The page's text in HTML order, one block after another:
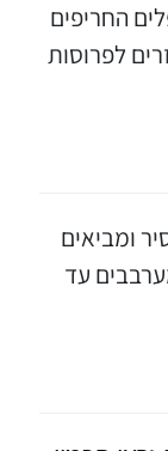
החריפים
לפרוסות
ומביאים
עד